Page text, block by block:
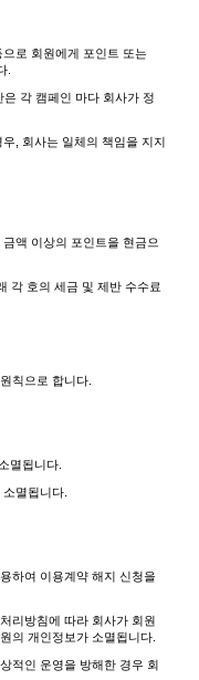
로 회원에게 포인트 또는
.
각 캠페인 마다 회사가 정
, 회사는 일체의 책임을 지지
액 이상의 포인트을 현금으
각 호의 세금 및 제반 수수료
칙으로 합니다.
멸됩니다.
멸됩니다.
하여 이용계약 해지 신청을
리방침에 따라 회사가 회원
의 개인정보가 소멸됩니다.
적인 운영을 방해한 경우 회